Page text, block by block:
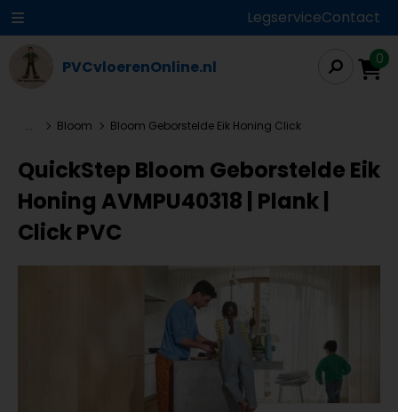
LegserviceContact
PVCvloerenOnline.nl 0
... Bloom Bloom Geborstelde Eik Honing Click
QuickStep Bloom Geborstelde Eik
Honing AVMPU40318 | Plank |
Click PVC